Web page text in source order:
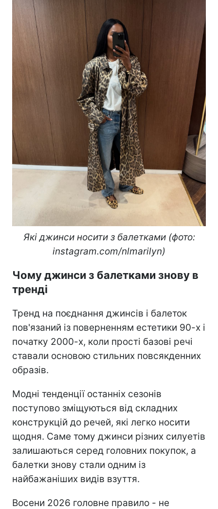
Які джинси носити з балетками (фото:
instagram.com/nlmarilyn)
Чому джинси з балетками знову в
тренді
Тренд на поєднання джинсів і балеток
пов'язаний із поверненням естетики 90-х і
початку 2000-х, коли прості базові речі
ставали основою стильних повсякденних
образів.
Модні тенденції останніх сезонів
поступово зміщуються від складних
конструкцій до речей, які легко носити
щодня. Саме тому джинси різних силуетів
залишаються серед головних покупок, а
балетки знову стали одним із
найбажаніших видів взуття.
Восени 2026 головне правило - не